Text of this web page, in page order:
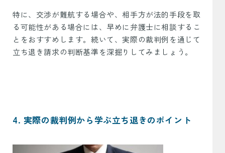
特に、交渉が難航する場合や、相手方が法的手段を取
る可能性がある場合には、早めに弁護士に相談するこ
とをおすすめします。続いて、実際の裁判例を通じて
立ち退き請求の判断基準を深掘りしてみましょう。
4. 実際の裁判例から学ぶ立ち退きのポイント